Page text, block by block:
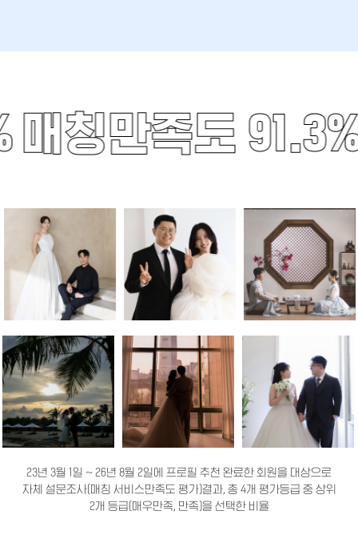
매칭만족도
23년 3월 1일 ~ 26년 8월 2일에 프로필 추천 완료한 회원을 대상으로
자체 설문조사(매칭 서비스만족도 평가)결과, 총 4개 평가등급 중 상위
2개 등급(매우만족, 만족)을 선택한 비율